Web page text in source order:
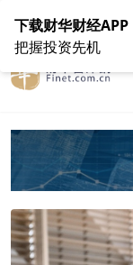
在线客服 关于我们
下载财华财经APP
把握投资先机